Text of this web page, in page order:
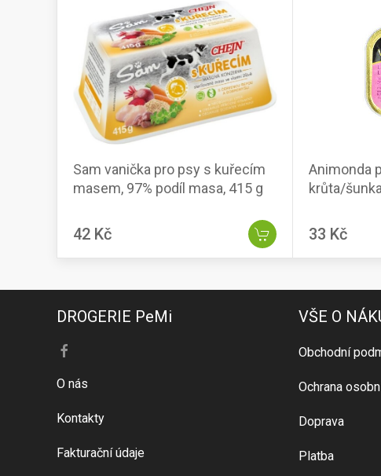
Sam vanička pro psy s kuřecím
masem, 97% podíl masa, 415 g
42 Kč
Animonda
krůta/
33 Kč
DROGERIE PeMi
O nás
Kontakty
Fakturační údaje
VŠE O
Obchodní
Ochrana
Doprava
Platba